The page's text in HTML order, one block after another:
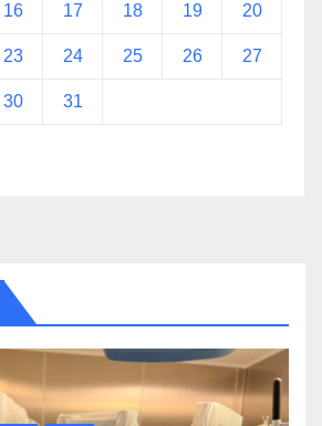
16 17 18 19 20
23 24 25 26 27
30 31